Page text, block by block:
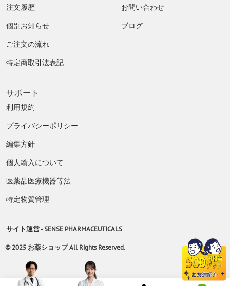
注文履歴
個別お知らせ
ご注文の流れ
特定商取引法表記
お問い合わせ
ブログ
サポート
利用規約
プライバシーポリシー
編集方針
個人輸入について
医薬品医療機器等法
特定物質管理
サイト運営 -SENSE PHARMACEUTICALS
© 2025 お薬ショップ All Rights Reserved.